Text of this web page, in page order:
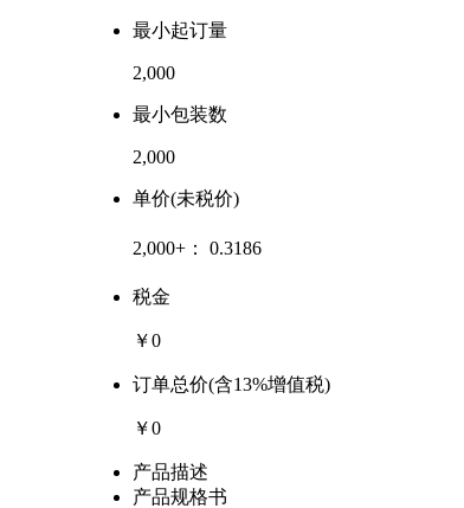
最小起订量
2,000
最小包装数
2,000
单价(未税价)
2,000+： 0.3186
税金
￥0
订单总价(含13%增值税)
￥0
产品描述
产品规格书